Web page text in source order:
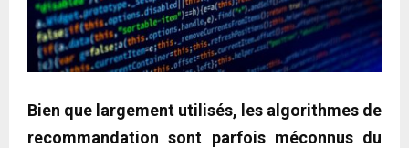
Bien que largement utilisés, les algorithmes de
recommandation sont parfois méconnus du